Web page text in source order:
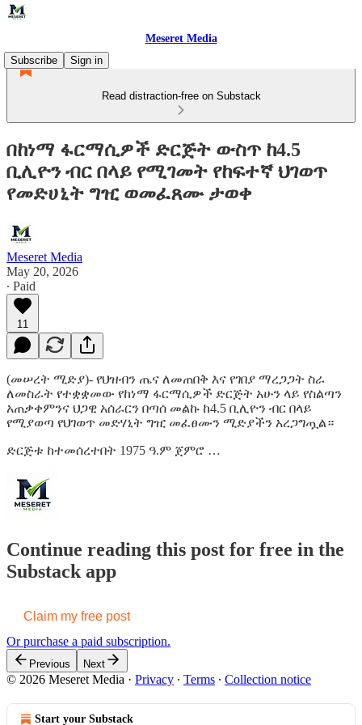
Meseret Media
Subscribe
Sign in
Read distraction-free on Substack
በከነማ ፋርማሲዎች ድርጅት ውስጥ ከ4.5
ቢሊዮን ብር በላይ የሚገመት የከፍተኛ ህገወጥ
የመድሀኒት ግዢ ወመፈጸሙ ታወቀ
Meseret Media
May 20, 2026
∙ Paid
11
(መሠረት ሚድያ)- የህዝብን ጤና ለመጠበቅ እና የገበያ ማረጋጋት ስራ
ለመስራት የተቋቋመው የከነማ ፋርማሲዎች ድርጅት አሁን ላይ የስልጣን
አጠቃቀምንና ህጋዊ አሰራርን በጣሰ መልኩ ከ4.5 ቢሊዮን ብር በላይ
የሚያወጣ የህገወጥ መድሃኒት ግዢ መፈፀሙን ሚድያችን አረጋግጧል።
ድርጅቱ ከተመሰረተበት 1975 ዓ.ም ጀምሮ …
Continue reading this post for free in the
Substack app
Claim my free post
Or purchase a paid subscription.
Previous Next
© 2026 Meseret Media · Privacy ∙ Terms ∙ Collection notice
Start your Substack